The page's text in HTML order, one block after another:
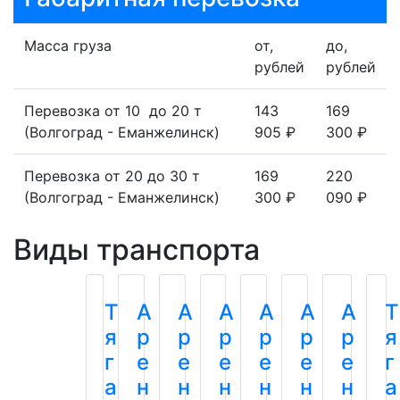
Масса груза
от,
рублей
до,
рублей
Перевозка от 10 до 20 т
(Волгоград - Еманжелинск)
143
905 ₽
169
300 ₽
Перевозка от 20 до 30 т
(Волгоград - Еманжелинск)
169
300 ₽
220
090 ₽
Виды транспорта
Т
я
г
а
А
р
е
н
А
р
е
н
А
р
е
н
А
р
е
н
А
р
е
н
А
р
е
н
Т
я
г
а